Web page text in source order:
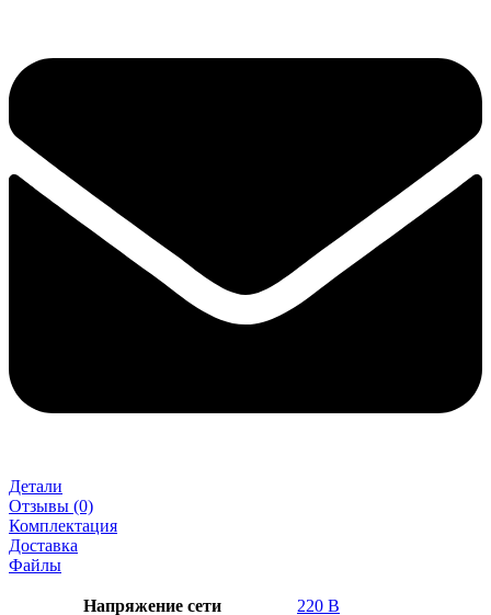
Детали
Отзывы (0)
Комплектация
Доставка
Файлы
Напряжение сети 220 В